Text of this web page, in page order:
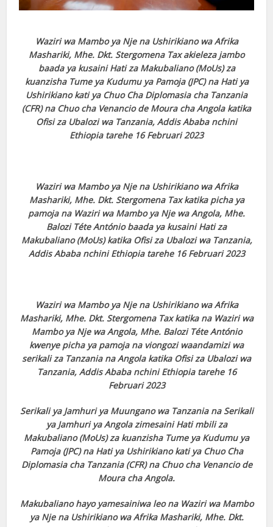
Waziri wa Mambo ya Nje na Ushirikiano wa Afrika
Mashariki, Mhe. Dkt. Stergomena Tax akieleza jambo
baada ya kusaini Hati za Makubaliano (MoUs) za
kuanzisha Tume ya Kudumu ya Pamoja (JPC) na Hati ya
Ushirikiano kati ya Chuo Cha Diplomasia cha Tanzania
(CFR) na Chuo cha Venancio de Moura cha Angola katika
Ofisi za Ubalozi wa Tanzania, Addis Ababa nchini
Ethiopia tarehe 16 Februari 2023
Waziri wa Mambo ya Nje na Ushirikiano wa Afrika
Mashariki, Mhe. Dkt. Stergomena Tax katika picha ya
pamoja na Waziri wa Mambo ya Nje wa Angola, Mhe.
Balozi Téte António baada ya kusaini Hati za
Makubaliano (MoUs) katika Ofisi za Ubalozi wa Tanzania,
Addis Ababa nchini Ethiopia tarehe 16 Februari 2023
Waziri wa Mambo ya Nje na Ushirikiano wa Afrika
Mashariki, Mhe. Dkt. Stergomena Tax katika na Waziri wa
Mambo ya Nje wa Angola, Mhe. Balozi Téte António
kwenye picha ya pamoja na viongozi waandamizi wa
serikali za Tanzania na Angola katika Ofisi za Ubalozi wa
Tanzania, Addis Ababa nchini Ethiopia tarehe 16
Februari 2023
Serikali ya Jamhuri ya Muungano wa Tanzania na Serikali
ya Jamhuri ya Angola zimesaini Hati mbili za
Makubaliano (MoUs) za kuanzisha Tume ya Kudumu ya
Pamoja (JPC) na Hati ya Ushirikiano kati ya Chuo Cha
Diplomasia cha Tanzania (CFR) na Chuo cha Venancio de
Moura cha Angola.
Makubaliano hayo yamesainiwa leo na Waziri wa Mambo
ya Nje na Ushirikiano wa Afrika Mashariki, Mhe. Dkt.